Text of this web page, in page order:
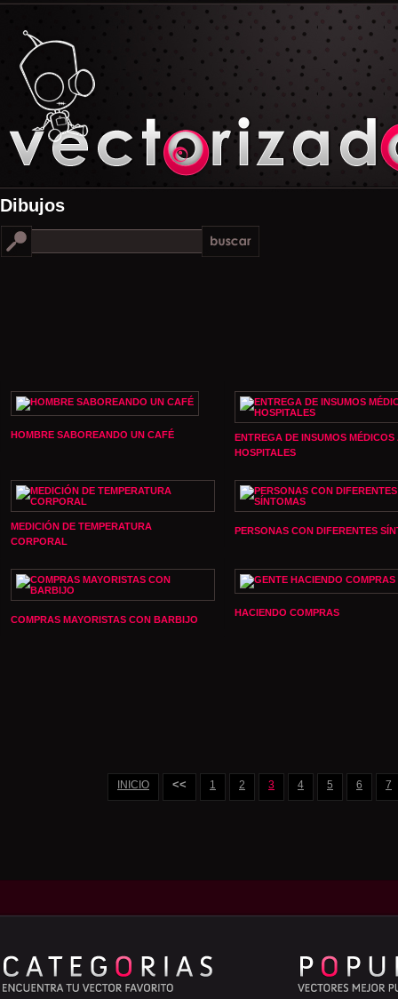
Dibujos
HOMBRE SABOREANDO UN CAFÉ
ENTREGA DE INSUMOS MÉDICOS
HOSPITALES
MEDICIÓN DE TEMPERATURA
CORPORAL
PERSONAS CON DIFERENTES
COMPRAS MAYORISTAS CON BARBIJO
HACIENDO COMPRAS
INICIO << 1 2 3 4 5 6 7